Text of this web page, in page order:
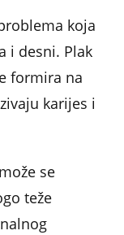
koja
i desni. Plak
formira na
karijes i
se
teže